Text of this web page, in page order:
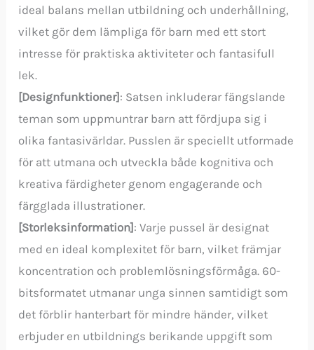
ideal balans mellan utbildning och underhållning,
vilket gör dem lämpliga för barn med ett stort
intresse för praktiska aktiviteter och fantasifull
lek.
[Designfunktioner] : Satsen inkluderar fängslande
teman som uppmuntrar barn att fördjupa sig i
olika fantasivärldar. Pusslen är speciellt utformade
för att utmana och utveckla både kognitiva och
kreativa färdigheter genom engagerande och
färgglada illustrationer.
[Storleksinformation] : Varje pussel är designat
med en ideal komplexitet för barn, vilket främjar
koncentration och problemlösningsförmåga. 60-
bitsformatet utmanar unga sinnen samtidigt som
det förblir hanterbart för mindre händer, vilket
erbjuder en utbildnings berikande uppgift som